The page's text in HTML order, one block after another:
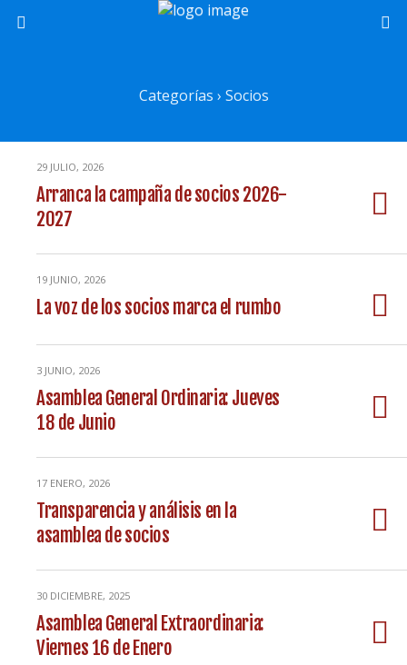
Categorías › Socios
29 JULIO, 2026
Arranca la campaña de socios 2026-
2027
19 JUNIO, 2026
La voz de los socios marca el rumbo
3 JUNIO, 2026
Asamblea General Ordinaria: Jueves
18 de Junio
17 ENERO, 2026
Transparencia y análisis en la
asamblea de socios
30 DICIEMBRE, 2025
Asamblea General Extraordinaria:
Viernes 16 de Enero